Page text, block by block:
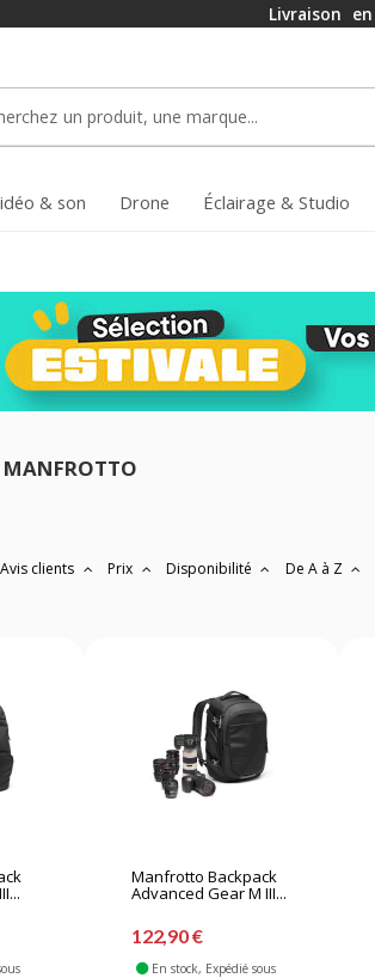
Livraison en
& son Drone Éclairage & Studio
Avis clients Prix Disponibilité De A à Z
Manfrotto Backpack
Advanced Gear M III...
122,90 €
En stock, Expédié sous